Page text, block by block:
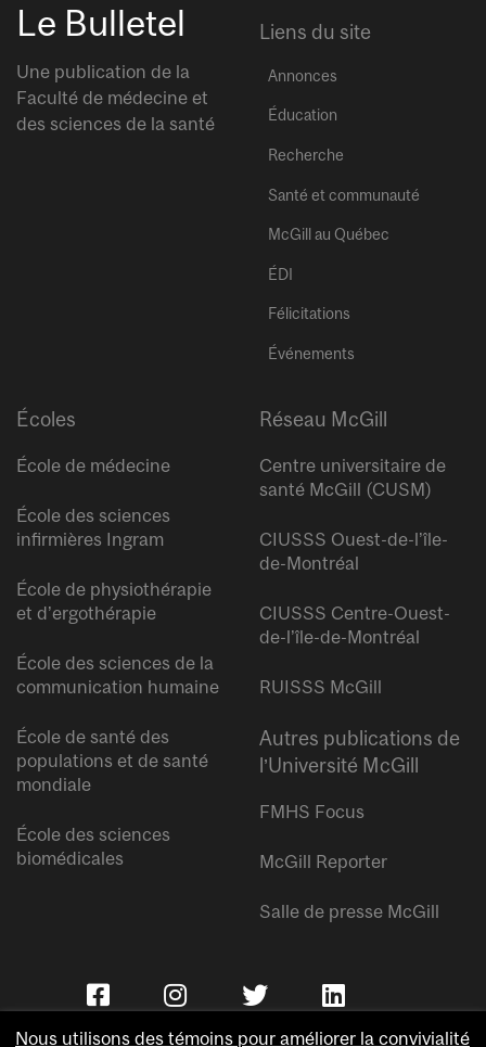
Le Bulletel
Une publication de la
Faculté de médecine et
des sciences de la santé
Liens du site
Annonces
Éducation
Recherche
Santé et communauté
McGill au Québec
ÉDI
Félicitations
Événements
Écoles
École de médecine
École des sciences
infirmières Ingram
École de physiothérapie
et d’ergothérapie
École des sciences de la
communication humaine
École de santé des
populations et de santé
mondiale
École des sciences
biomédicales
Réseau McGill
Centre universitaire de
santé McGill (CUSM)
CIUSSS Ouest-de-l’île-
de-Montréal
CIUSSS Centre-Ouest-
de-l’île-de-Montréal
RUISSS McGill
Autres publications de
l’Université McGill
FMHS Focus
McGill Reporter
Salle de presse McGill
Nous utilisons des témoins pour améliorer la convivialité